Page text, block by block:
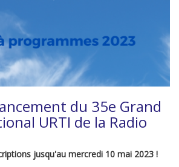
du 35e Grand
URTI de la Radio
jusqu'au mercredi 10 mai 2023 !